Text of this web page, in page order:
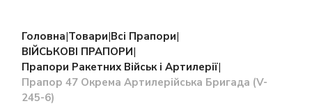
Головна|Товари|Всі Прапори|
ВІЙСЬКОВІ ПРАПОРИ|
Прапори Ракетних Військ і Артилерії|
Прапор 47 Окрема Артилерійська Бригада (V-
245-6)